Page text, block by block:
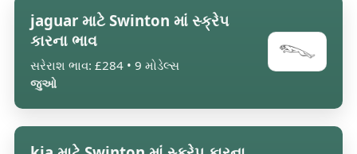
jaguar માટે Swinton માં સ્ક્રેપ
કારના ભાવ
સરેરાશ ભાવ: £284 • 9 મોડેલ્સ
જુઓ